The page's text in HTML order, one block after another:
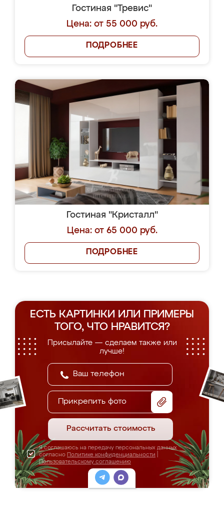
Гостиная "Тревис"
Цена: от 55 000 руб.
ПОДРОБНЕЕ
Гостиная "Кристалл"
Цена: от 65 000 руб.
ПОДРОБНЕЕ
ЕСТЬ КАРТИНКИ ИЛИ ПРИМЕРЫ
ТОГО, ЧТО НРАВИТСЯ?
Присылайте — сделаем также или
лучше!
Прикрепить фото
Рассчитать стоимость
Я соглашаюсь на передачу персональных данных
согласно Политике конфиденциальности
Пользовательскому соглашению